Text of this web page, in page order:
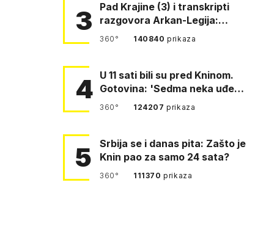
3
Pad Krajine (3) i transkripti
razgovora Arkan-Legija:
'Čujem, prelazite ustašam…
360° 140840prikaza
4 U 11 sati bili su pred Kninom.
Gotovina: 'Sedma neka uđe,
4. gardijska neka g…
360° 124207prikaza
5
Srbija se i danas pita: Zašto je
Knin pao za samo 24 sata?
360° 111370prikaza